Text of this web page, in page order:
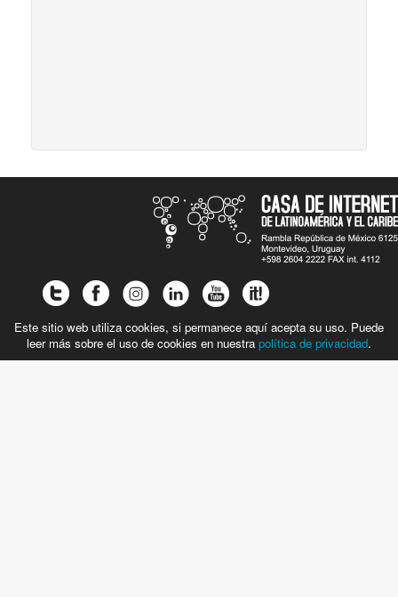
Este sitio web utiliza cookies, si permanece aquí acepta su uso. Puede
leer más sobre el uso de cookies en nuestra política de privacidad.